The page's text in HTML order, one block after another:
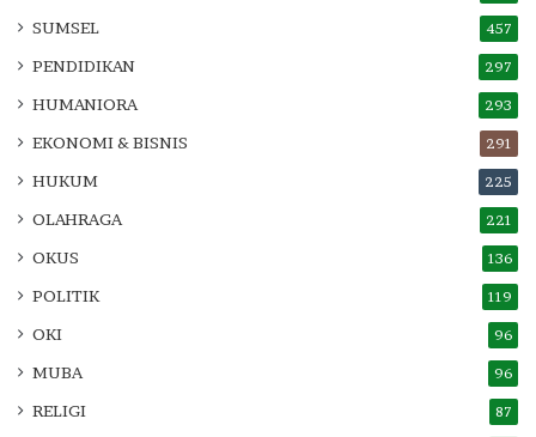
SUMSEL 457
PENDIDIKAN 297
HUMANIORA 293
EKONOMI & BISNIS 291
HUKUM 225
OLAHRAGA 221
OKUS 136
POLITIK 119
OKI 96
MUBA 96
RELIGI 87